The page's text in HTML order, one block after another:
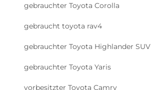
gebrauchter Toyota Corolla
gebraucht toyota rav4
gebrauchter Toyota Highlander SUV
gebrauchter Toyota Yaris
vorbesitzter Toyota Camry